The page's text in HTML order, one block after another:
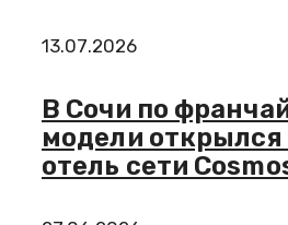
13.07.2026
В Сочи по
модели
отель сети